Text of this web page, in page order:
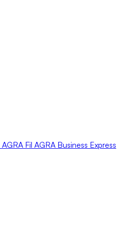
AGRA Fil AGRA Business Express